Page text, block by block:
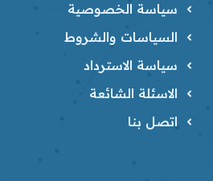
سياسة الخصوصية
السياسات والشروط
سياسة الاسترداد
الاسئلة الشائعة
اتصل بنا